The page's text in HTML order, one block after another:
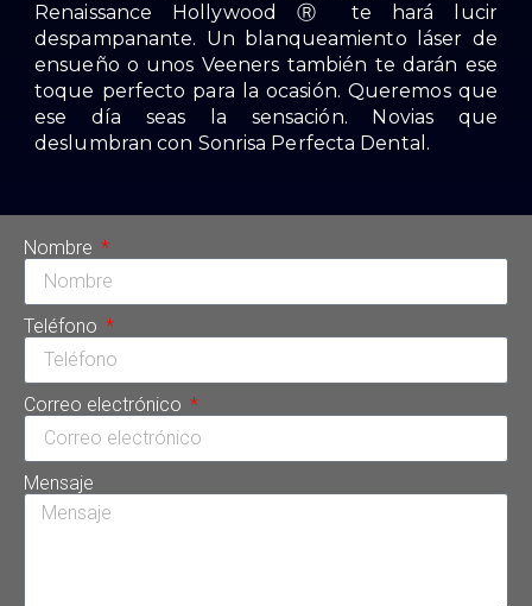
Renaissance Hollywood Ⓡ te hará lucir
despampanante. Un blanqueamiento láser de
ensueño o unos Veeners también te darán ese
toque perfecto para la ocasión. Queremos que
ese día seas la sensación. Novias que
deslumbran con Sonrisa Perfecta Dental.
Nombre
Teléfono
Correo electrónico
Mensaje